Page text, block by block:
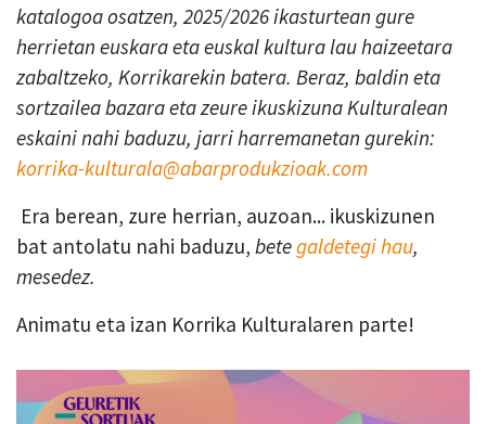
katalogoa osatzen, 2025/2026 ikasturtean gure
herrietan euskara eta euskal kultura lau haizeetara
zabaltzeko, Korrikarekin batera. Beraz, baldin eta
sortzailea bazara eta zeure ikuskizuna Kulturalean
eskaini nahi baduzu, jarri harremanetan gurekin:
korrika-kulturala@abarprodukzioak.com
Era berean, zure herrian, auzoan... ikuskizunen
bat antolatu nahi baduzu, betegaldetegi hau,
mesedez.
Animatu eta izan Korrika Kulturalaren parte!